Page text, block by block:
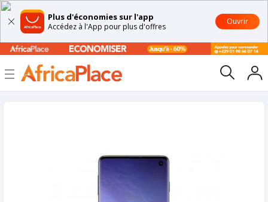
Plus d'économies sur l'app
Accédez à l'App pour plus d'offres
Ouvrir